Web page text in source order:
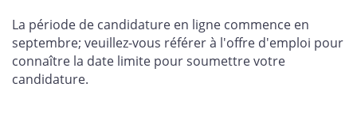
La période de candidature en ligne commence en
septembre; veuillez-vous référer à l'offre d'emploi pour
connaître la date limite pour soumettre votre
candidature.